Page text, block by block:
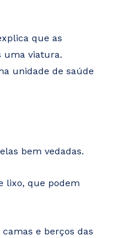
que as
uma viatura.
unidade de saúde
bem vedadas.
lixo, que podem
e berços das